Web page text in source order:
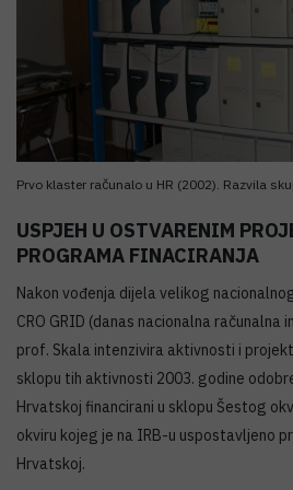
Prvo klaster računalo u HR (2002). Razvila
USPJEH U OSTVARENIM
PROGRAMA FINACIRANJA
Nakon vođenja dijela velikog
CRO GRID (danas nacionalna računalna
prof. Skala intenzivira aktivnosti i
sklopu tih aktivnosti 2003. godine
Hrvatskoj financirani u sklopu Šestog
okviru kojeg je na IRB-u uspostavljeno
Hrvatskoj.